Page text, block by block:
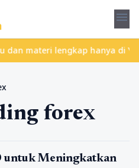
menu
materi lengkap hanya di
forex
untuk Meningkatkan